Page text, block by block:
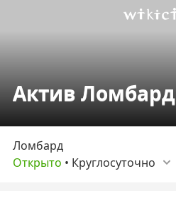
Актив Ломбард
Ломбард
Открыто • Круглосуточно